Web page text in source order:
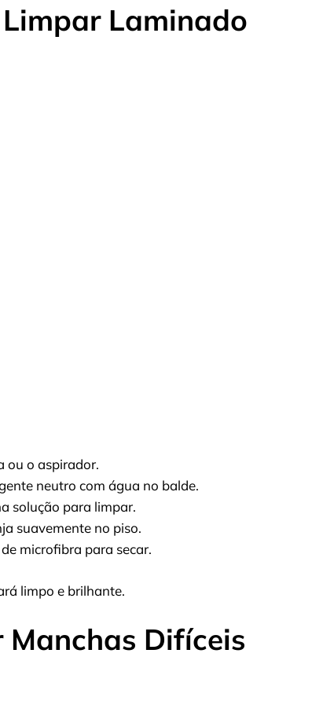
Laminado
ou o aspirador.
neutro com água no balde.
solução para limpar.
suavemente no piso.
microfibra para secar.
limpo e brilhante.
Manchas Difíceis